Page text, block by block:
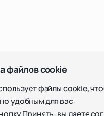
файлов cookie
файлы cookie,
удобным для вас.
Принять, вы даете